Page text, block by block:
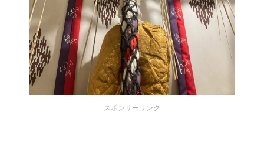
スポンサーリンク